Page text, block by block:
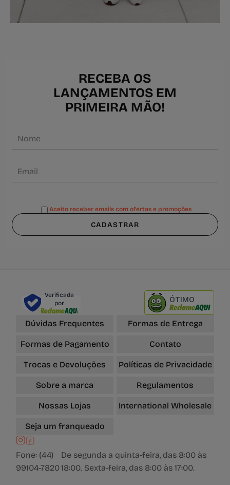
RECEBA OS
LANÇAMENTOS EM
PRIMEIRA MÃO!
Aceito receber emails com ofertas e promoções
CADASTRAR
Verificada
por
ÓTIMO
Dúvidas Frequentes Formas de Entrega
Formas de Pagamento Contato
Trocas e Devoluções Políticas de Privacidade
Sobre a marca Regulamentos
Nossas Lojas International Wholesale
Seja um franqueado
Fone: (44)
99104-7820
De segunda a quinta-feira, das 8:00 às
18:00. Sexta-feira, das 8:00 às 17:00.